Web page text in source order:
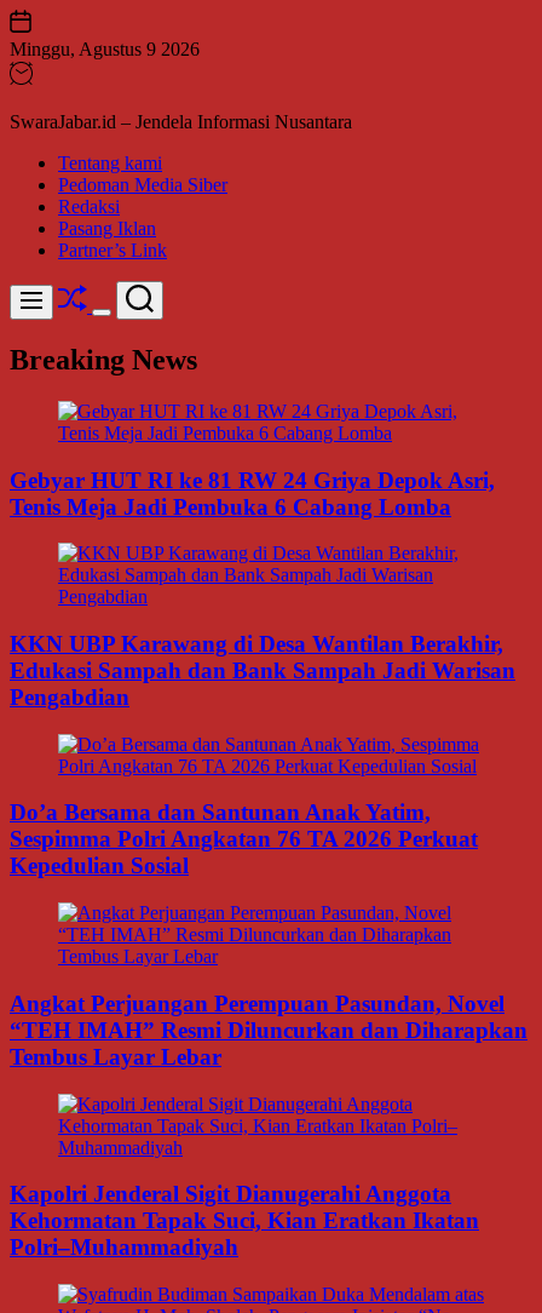
Skip
to
content
Minggu, Agustus 9 2026
SwaraJabar.id – Jendela Informasi Nusantara
Tentang kami
Pedoman Media Siber
Redaksi
Pasang Iklan
Partner’s Link
Menu Shuffle
Switch
mode
Search
Breaking News
Gebyar HUT RI ke 81 RW 24 Griya Depok Asri,
Tenis Meja Jadi Pembuka 6 Cabang Lomba
KKN UBP Karawang di Desa Wantilan Berakhir,
Edukasi Sampah dan Bank Sampah Jadi Warisan
Pengabdian
Do’a Bersama dan Santunan Anak Yatim,
Sespimma Polri Angkatan 76 TA 2026 Perkuat
Kepedulian Sosial
Angkat Perjuangan Perempuan Pasundan, Novel
“TEH IMAH” Resmi Diluncurkan dan Diharapkan
Tembus Layar Lebar
Kapolri Jenderal Sigit Dianugerahi Anggota
Kehormatan Tapak Suci, Kian Eratkan Ikatan
Polri–Muhammadiyah